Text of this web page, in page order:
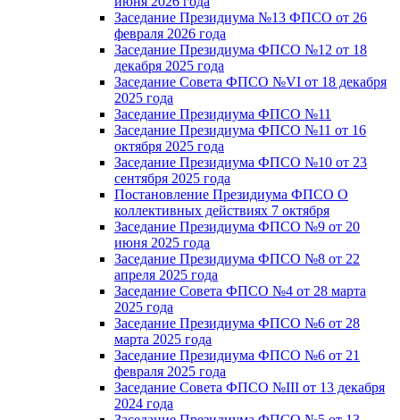
Заседание Президиума №13 ФПСО от 26
февраля 2026 года
Заседание Президиума ФПСО №12 от 18
декабря 2025 года
Заседание Совета ФПСО №VI от 18 декабря
2025 года
Заседание Президиума ФПСО №11
Заседание Президиума ФПСО №11 от 16
октября 2025 года
Заседание Президиума ФПСО №10 от 23
сентября 2025 года
Постановление Президиума ФПСО О
коллективных действиях 7 октября
Заседание Президиума ФПСО №9 от 20
июня 2025 года
Заседание Президиума ФПСО №8 от 22
апреля 2025 года
Заседание Совета ФПСО №4 от 28 марта
2025 года
Заседание Президиума ФПСО №6 от 28
марта 2025 года
Заседание Президиума ФПСО №6 от 21
февраля 2025 года
Заседание Совета ФПСО №III от 13 декабря
2024 года